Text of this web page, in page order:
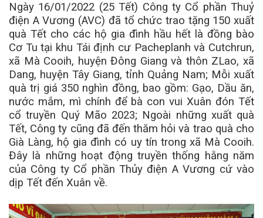
Ngày 16/01/2022 (25 Tết) Công ty Cổ phần Thuỷ
điện A Vương (AVC) đã tổ chức trao tặng 150 xuất
quà Tết cho các hộ gia đình hầu hết là đồng bào
Cơ Tu tại khu Tái định cư Pacheplanh và Cutchrun,
xã Mà Cooih, huyện Đông Giang và thôn ZLao, xã
Dang, huyện Tây Giang, tỉnh Quảng Nam; Mỗi xuất
quà trị giá 350 nghìn đồng, bao gồm: Gạo, Dầu ăn,
nước mắm, mì chính để bà con vui Xuân đón Tết
cổ truyền Quý Mão 2023; Ngoài những xuất quà
Tết, Công ty cũng đã đến thăm hỏi và trao quà cho
Già Làng, hộ gia đình có uy tín trong xã Mà Cooih.
Đây là những hoạt động truyền thống hằng năm
của Công ty Cổ phần Thủy điện A Vương cứ vào
dịp Tết đến Xuân về.